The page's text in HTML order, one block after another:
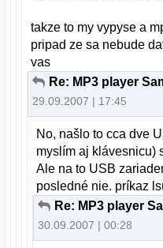
takze to my vypyse a
pripad ze sa nebude
vas
29.09.2007 | 17:45
No, našlo to cca dve
myslím aj klávesnicu)
Ale na to USB
posledné nie. príkaz
30.09.2007 | 00:28